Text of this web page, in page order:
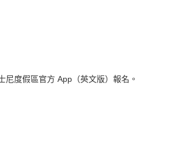
度假區官方 App（英文版）報名。